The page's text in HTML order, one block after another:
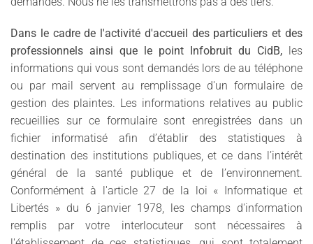
Dans le cadre de l'activité d'accueil des particuliers et des
professionnels ainsi que le point Infobruit du CidB, les
informations qui vous sont demandés lors de au téléphone
ou par mail servent au remplissage d'un formulaire de
gestion des plaintes. Les informations relatives au public
recueillies sur ce formulaire sont enregistrées dans un
fichier informatisé afin d’établir des statistiques à
destination des institutions publiques, et ce dans l’intérêt
général de la santé publique et de l’environnement.
Conformément à l'article 27 de la loi « Informatique et
Libertés » du 6 janvier 1978, les champs d'information
remplis par votre interlocuteur sont nécessaires à